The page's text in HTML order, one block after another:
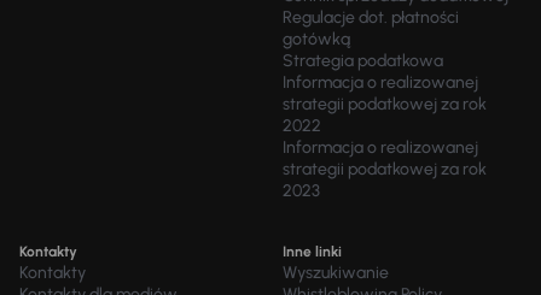
Regulacje dot. płatności
gotówką
Strategia podatkowa
Informacja o realizowanej
strategii podatkowej za rok
2022
Informacja o realizowanej
strategii podatkowej za rok
2023
Kontakty
Kontakty
Inne linki
Wyszukiwanie